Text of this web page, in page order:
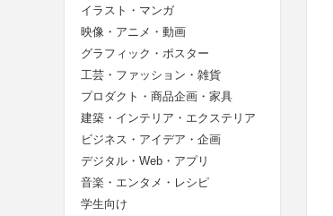
イラスト・マンガ
映像・アニメ・動画
グラフィック・ポスター
工芸・ファッション・雑貨
プロダクト・商品企画・家具
建築・インテリア・エクステリア
ビジネス・アイデア・企画
デジタル・Web・アプリ
音楽・エンタメ・レシピ
学生向け